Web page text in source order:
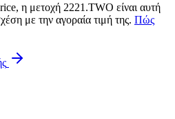
η μετοχή 2221.TWO είναι αυτή
με την αγοραία τιμή της. Πώς